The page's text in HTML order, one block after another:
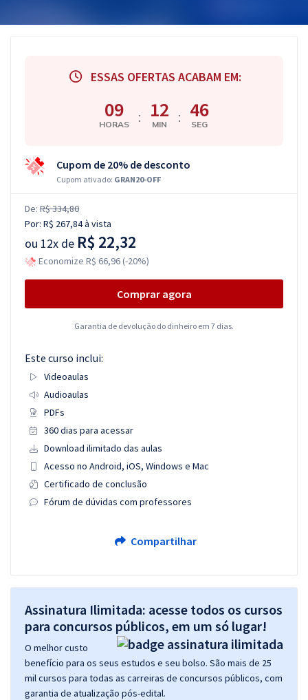
ESSAS OFERTAS ACABAM EM:
09
HORAS : 12
MIN : 45
SEG
Cupom de 20% de desconto
Cupom ativado: GRAN20-OFF
De: R$ 334,80
Por: R$ 267,84à vista
ou 12x de R$ 22,32
Economize R$ 66,96 (-20%)
Comprar agora
Garantia de devolução do dinheiro em 7 dias.
Este curso inclui:
Videoaulas
Audioaulas
PDFs
360 dias para acessar
Download ilimitado das aulas
Acesso no Android, iOS, Windows e Mac
Certificado de conclusão
Fórum de dúvidas com professores
Compartilhar
Assinatura Ilimitada: acesse todos os cursos
para concursos públicos, em um só lugar!
O melhor custo
benefício para os seus estudos e seu bolso. São mais de 25
mil cursos para todas as carreiras de concursos públicos, com
garantia de atualização pós-edital.